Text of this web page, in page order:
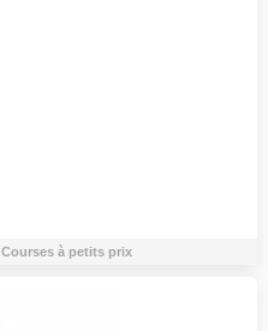
Courses à petits prix